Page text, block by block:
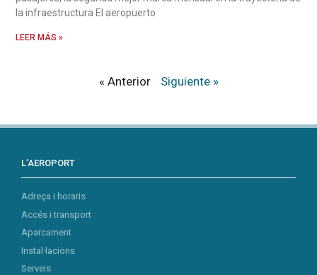
la infraestructura El aeropuerto
LEER MÁS »
« Anterior Siguiente »
L’AEROPORT
Adreça i horaris
Accés i transport
Aparcament
Instal·lacions
Serveis